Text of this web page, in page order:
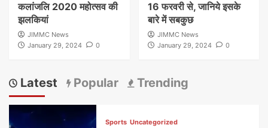
कलांजलि 2020 महोत्सव की
झलकियां
JIMMC News
January 29, 2024
0
16 फरवरी से, जानिये इसके
बारे में सबकुछ
JIMMC News
January 29, 2024
0
Latest Popular Trending
Sports Uncategorized